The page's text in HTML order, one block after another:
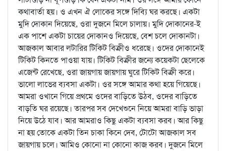
কথাবার্তা হয়। ও এখন ঐ লোকের সঙ্গে দিব্যি ঘর করছে। একটা
মুদি দোকান দিয়েছে, ওরা দুজনে মিলে চালায়। মুদি দোকানের-ই
এক পাশে একটা চায়ের দোকানও দিয়েছে, বেশ চলে দোকানটা।
আজকাল আবার লটারির টিকিট বিক্রীও ধরেছে। ওদের দোকানেই
টিকিট কিনতে পাওয়া যায়। টিকিট বিক্রীর জন্যে কয়েকটা ছেলেকে
এজেন্ট রেখেছে, ওরা জায়গায় জায়গায় ঘুরে টিকিট বিক্রী করে।
ভালো লাভের ব্যবসা একটা। ওর সঙ্গে আমার কথা হয়ে গিয়েছে।
আমরা ওখানে গিয়ে প্রথমে ওদের বাড়িতে উঠব, ওদের বাড়িতে
বাড়তি ঘর রয়েছে। তারপর সব দেখেশুনে নিয়ে আমরা বাড়ি ভাড়া
নিয়ে উঠে যাব। আর আমরাও কিছু একটা ব্যবসা করব। আর কিছু
না হয় তোকে একটা তিন চাকা কিনে দেব, টোটো আজকাল সব
জায়গায় চলে। আমিও কোনো না কোনো কাজ করব। দুজনে মিলে